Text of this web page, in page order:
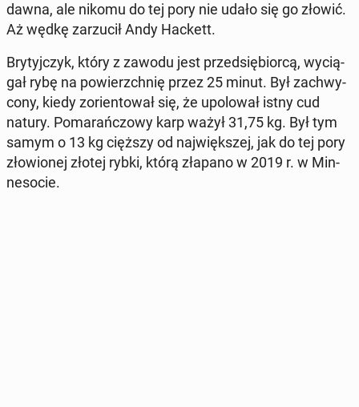
dawna, ale nikomu do tej pory nie udało się go złowić.
Aż wędkę za­rzu­cił Andy Hackett.
Bry­tyj­czyk, który z zawodu jest przed­się­bior­cą, wy­cią­
gał rybę na po­wierzch­nię przez 25 minut. Był za­chwy­
co­ny, kiedy zo­rien­to­wał się, że upo­lo­wał istny cud
natury. Po­ma­rań­czo­wy karp ważył 31,75 kg. Był tym
samym o 13 kg cięższy od naj­więk­szej, jak do tej pory
zło­wio­nej złotej rybki, którą złapano w 2019 r. w Min­
ne­so­cie.